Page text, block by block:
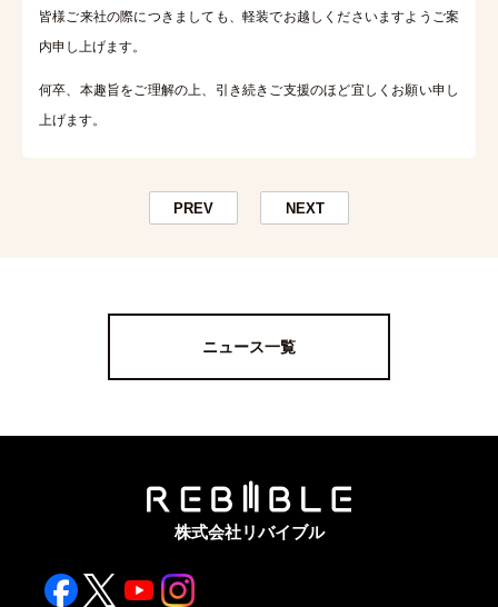
皆様ご来社の際につきましても、軽装でお越しくださいますようご案
内申し上げます。
何卒、本趣旨をご理解の上、引き続きご支援のほど宜しくお願い申し
上げます。
PREV NEXT
ニュース一覧
株式会社リバイブル